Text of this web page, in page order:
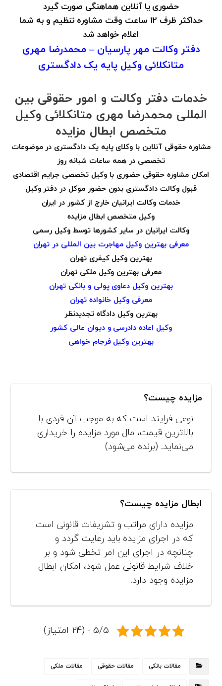
حضوری یا آنلاین هماهنگی صورت گیرد
حداکثر ظرف 12 ساعت وقت مشاوره تنظیم و به شما
اعلام خواهد شد
دفتر وکالت مهر پارسیان – محمدرضا مهری
متانکلائی وکیل پایه یک دادگستری
خدمات دفتر وکالت و امور حقوقی بین
المللی محمدرضا مهری متانکلائی وکیل
متخصص ابطال مزایده
مشاوره حقوقی آنلاین با وکلای پایه یک دادگستری در موضوعات
تخصصی در همه ساعات شبانه روز
امکان مشاوره حقوقی حضوری با وکیل تخصصی جرایم اقتصادی
قبول وکالت دادگستری بدون حضور موکل در دفتر وکیل
خدمات وکالت ایرانیان خارج از کشور در ایران
وکیل متخصص ابطال مزایده
وکالت ایرانیان در سایر کشورها توسط وکیل رسمی
معرفی بهترین وکیل مهاجرت بین المللی در تهران
بهترین وکیل کیفری تهران
معرفی بهترین وکیل ملکی تهران
بهترین وکیل دعاوی پولی و بانکی تهران
معرفی وکیل خانواده تهران
بهترین وکیل دادگاه تجدیدنظر
وکیل اعاده دادرسی و دیوان عالی کشور
بهترین وکیل فرجام خواهی
مزایده چیست؟
نوعی فرایند است که به موجب آن فردی با
بالاترین قیمت، مال مورد مزایده را خریداری
می‌نماید. (برنده می‌شود)
ابطال مزایده چیست؟
مزایده دارای مراتب و تشریفات قانونی است
که در اجرای مزایده باید رعایت گردد و
چنانچه در اجرای این امر تخطی شود و بر
خلاف شرایط قانونی عمل شود، امکان ابطال
مزایده وجود دارد.
5/5 - (24 امتیاز)
مقالات بانکی مقالات حقوقی مقالات ملکی